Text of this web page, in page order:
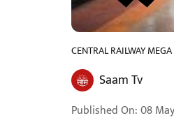
CENTRAL RAILWAY
Saam Tv
Published On:08